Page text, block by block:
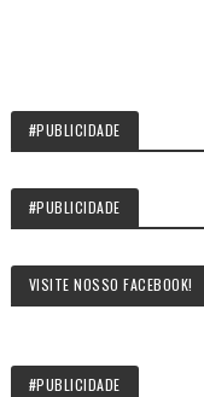
#PUBLICIDADE
#PUBLICIDADE
VISITE NOSSO FACEBOOK!
#PUBLICIDADE